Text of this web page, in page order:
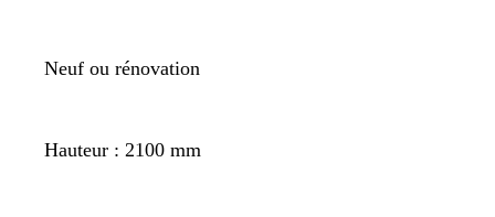
Neuf ou rénovation
Hauteur : 2100 mm